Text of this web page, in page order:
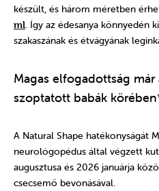
készült, és három méretben
ml. Így az édesanya könnyedén
szakaszának és étvágyának
Magas elfogadottság
szoptatott babák
A Natural Shape hatékonyságát
neurológopédus által végzett
augusztusa és 2026 januárja
csecsemő bevonásával.